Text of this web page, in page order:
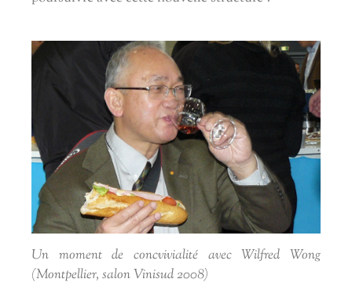
Un moment de concvivialité avec Wilfred Wong
(Montpellier, salon Vinisud 2008)